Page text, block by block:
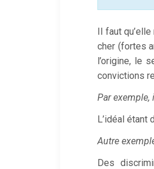
Il faut
cher (fortes
l’origine, le
convictions
Par
L’idéal étant
Autre
Des